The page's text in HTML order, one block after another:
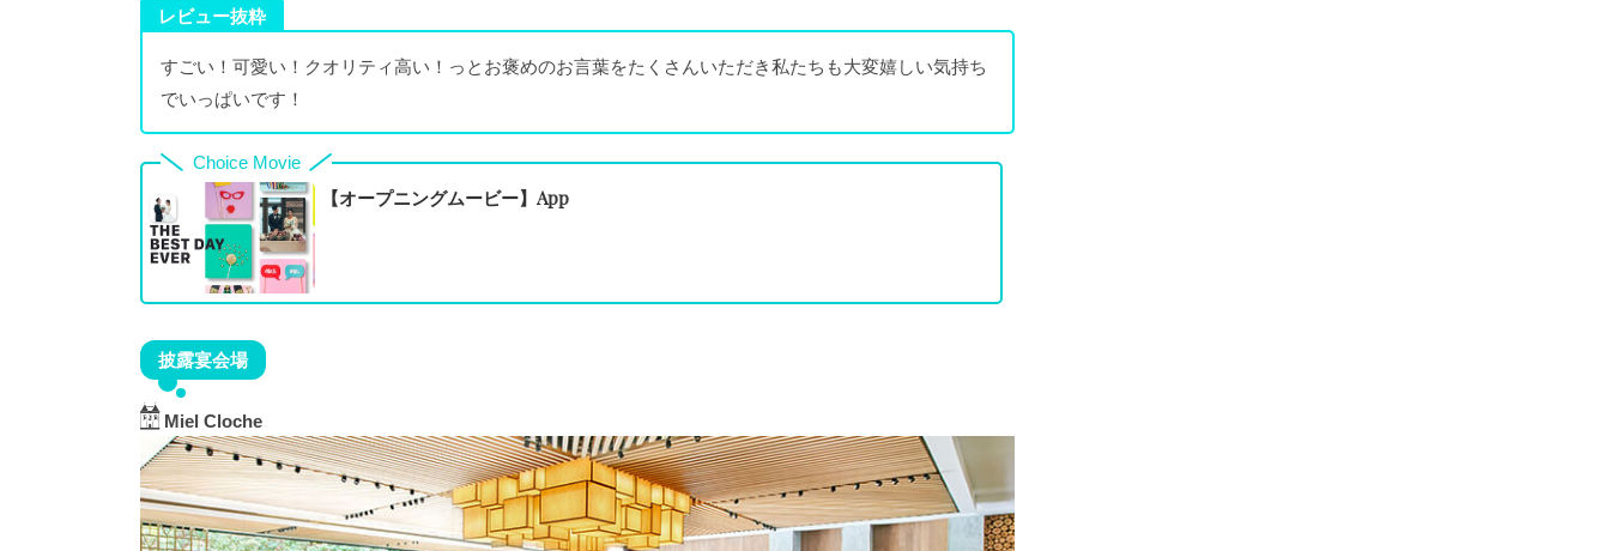
レビュー抜粋
すごい！可愛い！クオリティ高い！っとお褒めのお言葉をたくさんいただき私たちも大変嬉しい気持ち
でいっぱいです！
Choice Movie
【オープニングムービー】App
披露宴会場
Miel Cloche